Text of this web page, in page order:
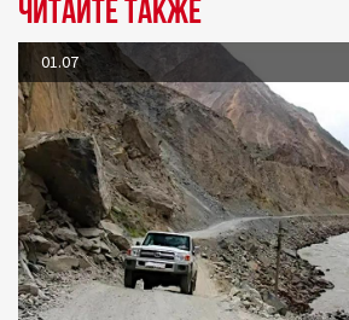
Читайте также
01.07